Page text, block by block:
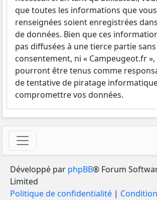
que toutes les informations que
renseignées soient enregistrées
de données. Bien que ces
pas diffusées à une tierce partie
consentement, ni « Campeugeot.fr
pourront être tenus comme
de tentative de piratage
compromettre vos données.
Développé par phpBB® Forum
Limited
Politique de confidentialité |